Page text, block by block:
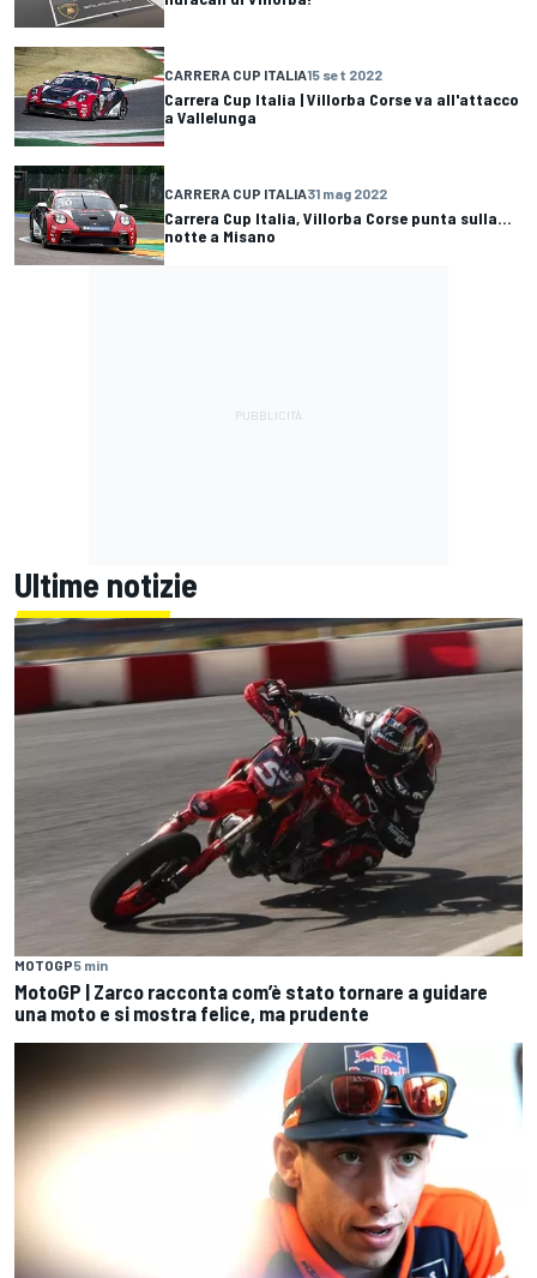
CARRERA CUP ITALIA15 set 2022
Carrera Cup Italia | Villorba Corse va all'attacco
a Vallelunga
CARRERA CUP ITALIA31 mag 2022
Carrera Cup Italia, Villorba Corse punta sulla...
notte a Misano
Ultime notizie
MOTOGP5 min
MotoGP | Zarco racconta com’è stato tornare a guidare
una moto e si mostra felice, ma prudente